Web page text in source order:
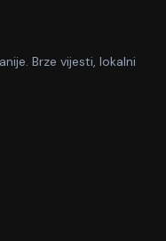
Brze vijesti, lokalni